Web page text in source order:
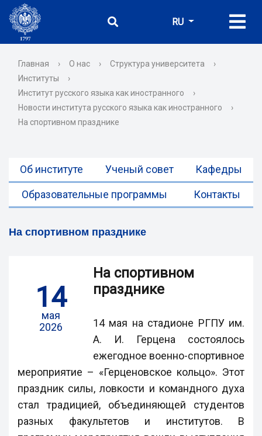
RU
Главная › О нас › Структура университета
›
Институты
›
Институт русского языка как иностранного
›
Новости института русского языка как иностранного
›
На спортивном празднике
Об институте Ученый совет Кафедры
Образовательные программы Контакты
На спортивном празднике
14
мая
2026
На спортивном
празднике
14 мая на стадионе РГПУ им.
А. И. Герцена состоялось
ежегодное военно-спортивное
мероприятие – «Герценовское кольцо». Этот
праздник силы, ловкости и командного духа
стал традицией, объединяющей студентов
разных факультетов и институтов. В